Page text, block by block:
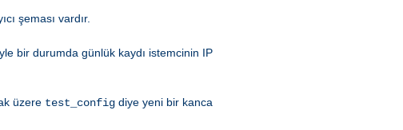
şeması vardır.
bir durumda günlük kaydı istemcinin IP
üzere test_config diye yeni bir kanca